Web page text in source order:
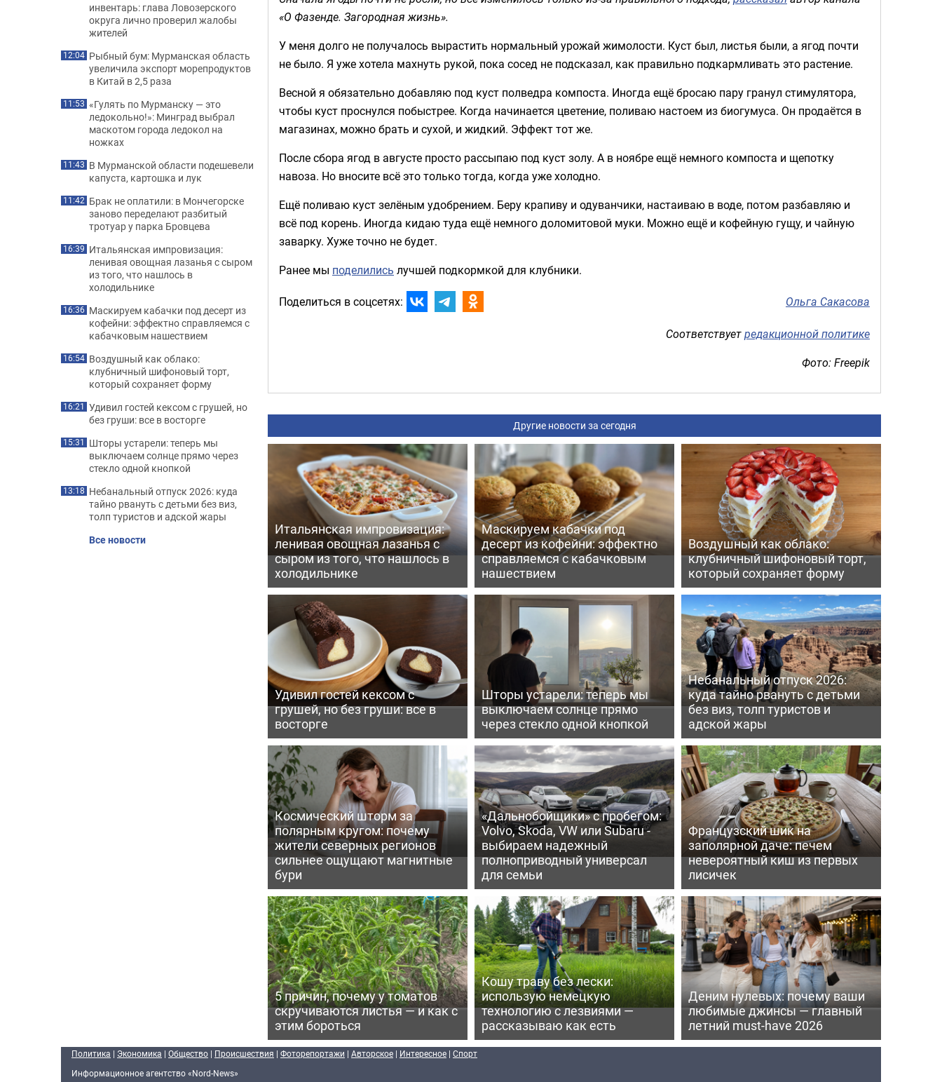
«О Фазенде. Загородная жизнь».
У меня долго не получалось вырастить нормальный урожай жимолости. Куст был, листья были, а ягод почти
не было. Я уже хотела махнуть рукой, пока сосед не подсказал, как правильно подкармливать это растение.
Весной я обязательно добавляю под куст полведра компоста. Иногда ещё бросаю пару гранул стимулятора,
чтобы куст проснулся побыстрее. Когда начинается цветение, поливаю настоем из биогумуса. Он продаётся в
магазинах, можно брать и сухой, и жидкий. Эффект тот же.
После сбора ягод в августе просто рассыпаю под куст золу. А в ноябре ещё немного компоста и щепотку
навоза. Но вносите всё это только тогда, когда уже холодно.
Ещё поливаю куст зелёным удобрением. Беру крапиву и одуванчики, настаиваю в воде, потом разбавляю и
всё под корень. Иногда кидаю туда ещё немного доломитовой муки. Можно ещё и кофейную гущу, и чайную
заварку. Хуже точно не будет.
Ранее мы поделились лучшей подкормкой для клубники.
Поделиться в соцсетях: Ольга Сакасова
Соответствуетредакционной политике
Фото: Freepik
Другие новости за сегодня
Итальянская импровизация:
ленивая овощная лазанья с
сыром из того, что нашлось в
холодильнике
Маскируем кабачки под
десерт из кофейни: эффектно
справляемся с кабачковым
нашествием
Воздушный как облако:
клубничный шифоновый торт,
который сохраняет форму
Удивил гостей кексом с
грушей, но без груши: все в
восторге
Шторы устарели: теперь мы
выключаем солнце прямо
через стекло одной кнопкой
Небанальный отпуск 2026:
куда тайно рвануть с детьми
без виз, толп туристов и
адской жары
Космический шторм за
полярным кругом: почему
жители северных регионов
сильнее ощущают магнитные
бури
«Дальнобойщики» с пробегом:
Volvo, Skoda, VW или Subaru -
выбираем надежный
полноприводный универсал
для семьи
Французский шик на
заполярной даче: печем
невероятный киш из первых
лисичек
5 причин, почему у томатов
скручиваются листья — и как с
этим бороться
Кошу траву без лески:
использую немецкую
технологию с лезвиями —
рассказываю как есть
Деним нулевых: почему ваши
любимые джинсы — главный
летний must-have 2026
инвентарь: глава Ловозерского
округа лично проверил жалобы
жителей
12:04 Рыбный бум: Мурманская область
увеличила экспорт морепродуктов
в Китай в 2,5 раза
11:53 «Гулять по Мурманску — это
ледокольно!»: Минград выбрал
маскотом города ледокол на
ножках
11:43 В Мурманской области подешевели
капуста, картошка и лук
11:42 Брак не оплатили: в Мончегорске
заново переделают разбитый
тротуар у парка Бровцева
16:39 Итальянская импровизация:
ленивая овощная лазанья с сыром
из того, что нашлось в
холодильнике
16:36 Маскируем кабачки под десерт из
кофейни: эффектно справляемся с
кабачковым нашествием
16:54 Воздушный как облако:
клубничный шифоновый торт,
который сохраняет форму
16:21 Удивил гостей кексом с грушей, но
без груши: все в восторге
15:31 Шторы устарели: теперь мы
выключаем солнце прямо через
стекло одной кнопкой
13:18 Небанальный отпуск 2026: куда
тайно рвануть с детьми без виз,
толп туристов и адской жары
Все новости
Политика | Экономика | Общество | Происшествия | Фоторепортажи | Авторское | Интересное | Спорт
Информационное агентство «Nord-News»